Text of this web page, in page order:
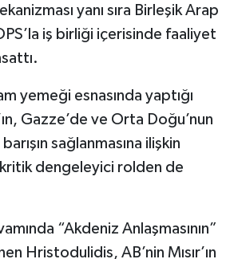
yanı sıra Birleşik Arap
iş birliği içerisinde faaliyet
yemeği esnasında yaptığı
Gazze’de ve Orta Doğu’nun
sağlanmasına ilişkin
kritik dengeleyici rolden de
“Akdeniz Anlaşmasının”
Hristodulidis, AB’nin Mısır’ın